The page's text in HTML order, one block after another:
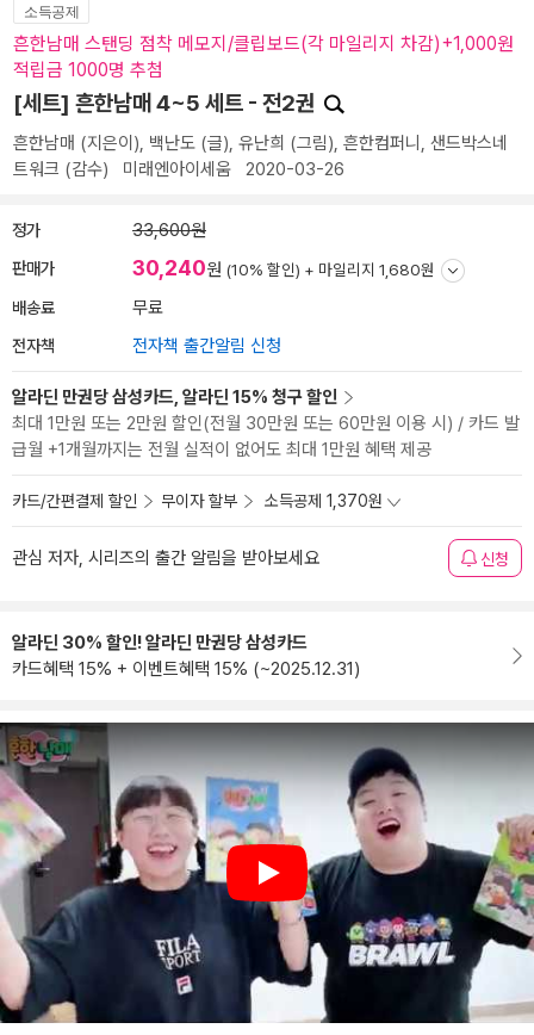
소득공제
흔한남매 스탠딩 점착 메모지/클립보드(각 마일리지 차감)+1,000원
적립금 1000명 추첨
[세트] 흔한남매 4~5 세트 - 전2권
흔한남매 (지은이), 백난도 (글), 유난희 (그림), 흔한컴퍼니 , 샌드박스네
트워크 (감수) 미래엔아이세움 2020-03-26
정가 33,600원
판매가 30,240원 (10% 할인) + 마일리지 1,680원
배송료 무료
전자책 전자책 출간알림 신청
알라딘 만권당 삼성카드, 알라딘 15% 청구 할인
최대 1만원 또는 2만원 할인(전월 30만원 또는 60만원 이용 시) / 카드 발
급월 +1개월까지는 전월 실적이 없어도 최대 1만원 혜택 제공
카드/간편결제 할인 무이자 할부 소득공제 1,370원
관심 저자, 시리즈의 출간 알림을 받아보세요 신청
알라딘 30% 할인! 알라딘 만권당 삼성카드
카드혜택 15% + 이벤트혜택 15% (~2025.12.31)
Play